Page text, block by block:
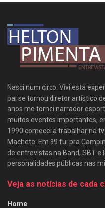
Nasci num circo. Vivi esta
pai se tornou diretor artístico
anos me tornei narrador
muitos eventos importantes,
1990 comecei a trabalhar na
Machete. Em 99 fui pra
de entrevistas na Band, SBT e
personalidades públicas nas
Veja as notícias de cada
Home